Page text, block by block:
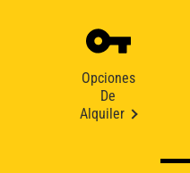
Opciones
De
Alquiler